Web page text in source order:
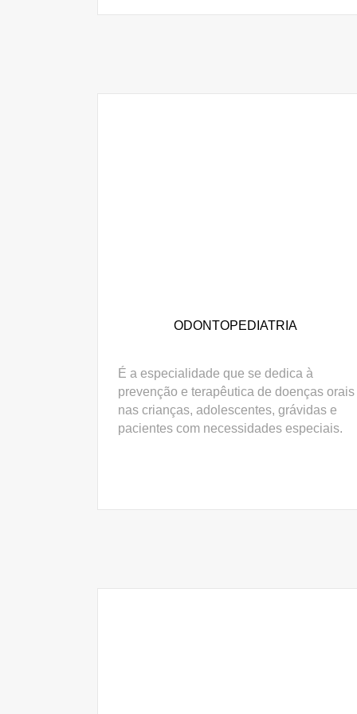
ODONTOPEDIATRIA
É a especialidade que se dedica à
prevenção e terapêutica de doenças orais
nas crianças, adolescentes, grávidas e
pacientes com necessidades especiais.